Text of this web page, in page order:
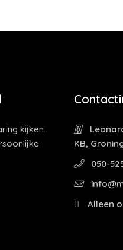
kijken
KB,
050-
Alleen